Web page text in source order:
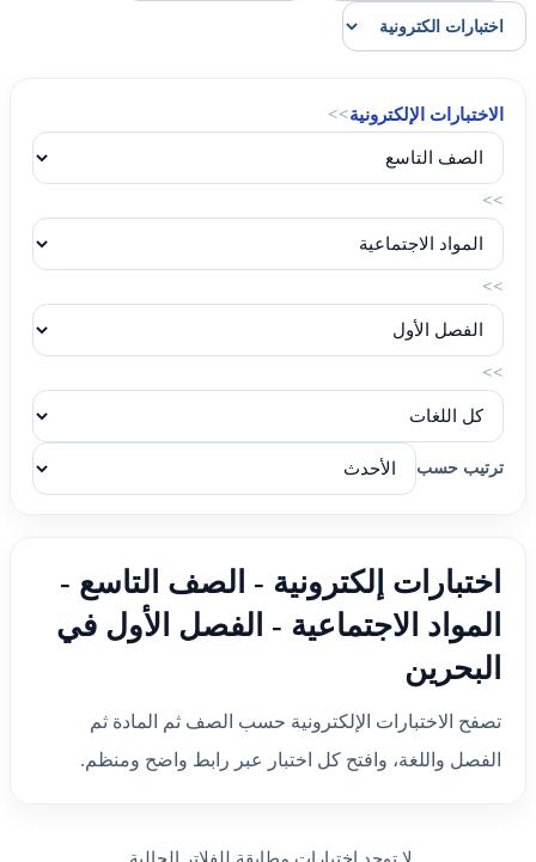
الاختبارات الإلكترونية>>
>>
>>
>>
ترتيب حسب
اختبارات إلكترونية - الصف التاسع -
المواد الاجتماعية - الفصل الأول في
البحرين
تصفح الاختبارات الإلكترونية حسب الصف ثم المادة ثم
الفصل واللغة، وافتح كل اختبار عبر رابط واضح ومنظم.